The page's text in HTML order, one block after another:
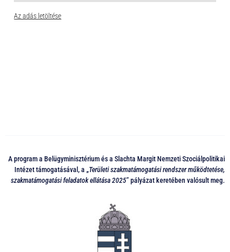
Az adás letöltése
A program a Belügyminisztérium és a Slachta Margit Nemzeti Szociálpolitikai
Intézet támogatásával, a „Területi szakmatámogatási rendszer működtetése,
szakmatámogatási feladatok ellátása 2025” pályázat keretében valósult meg.